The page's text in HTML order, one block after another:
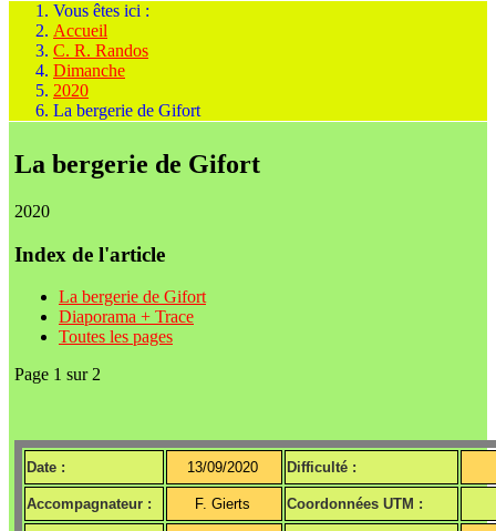
Vous êtes ici :
Accueil
C. R. Randos
Dimanche
2020
La bergerie de Gifort
La bergerie de Gifort
2020
Index de l'article
La bergerie de Gifort
Diaporama + Trace
Toutes les pages
Page 1 sur 2
Date : 13/09/2020 Difficulté :
Accompagnateur : F. Gierts Coordonnées UTM :